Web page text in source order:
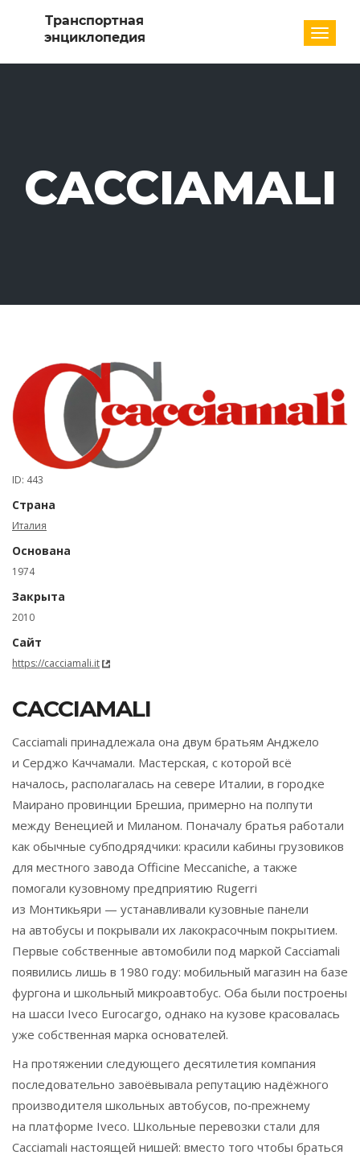
CACCIAMALI
ID: 443
Страна
Италия
Основана
1974
Закрыта
2010
Сайт
https://cacciamali.it
CACCIAMALI
Cacciamali принадлежала она двум братьям Анджело
и Серджо Каччамали. Мастерская, с которой всё
началось, располагалась на севере Италии, в городке
Маирано провинции Брешиа, примерно на полпути
между Венецией и Миланом. Поначалу братья работали
как обычные субподрядчики: красили кабины грузовиков
для местного завода Officine Meccaniche, а также
помогали кузовному предприятию Rugerri
из Монтикьяри — устанавливали кузовные панели
на автобусы и покрывали их лакокрасочным покрытием.
Первые собственные автомобили под маркой Cacciamali
появились лишь в 1980 году: мобильный магазин на базе
фургона и школьный микроавтобус. Оба были построены
на шасси Iveco Eurocargo, однако на кузове красовалась
уже собственная марка основателей.
На протяжении следующего десятилетия компания
последовательно завоёвывала репутацию надёжного
производителя школьных автобусов, по‑прежнему
на платформе Iveco. Школьные перевозки стали для
Cacciamali настоящей нишей: вместо того чтобы браться